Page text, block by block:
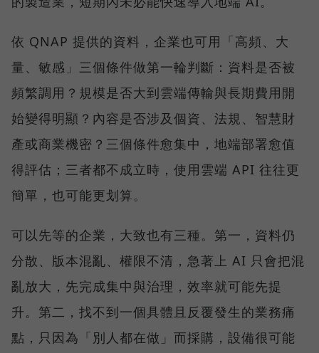
依 QNAP 提供的資料，企業也可用「高頻、大
量、敏感」三個條件做第一輪判斷：資料是否被
頻繁調用？規模是否大到雲端傳輸與長期費用開
始變得明顯？內容是否涉及個資、法規、智慧財
產或商業機密？三個條件愈集中，地端部署愈值
得評估；三者都不成立時，使用雲端 API 往往更
簡單，也可能更划算。
可以先等的企業，大致也有三種。第一，資料仍
分散、版本混亂、權限不清，急著上 AI 只會把混
亂放大，先完成集中與治理，效率就可能先提
升。第二，找不到一個具體且反覆發生的業務痛
點，只因為「別人都在做」而採購，設備很可能